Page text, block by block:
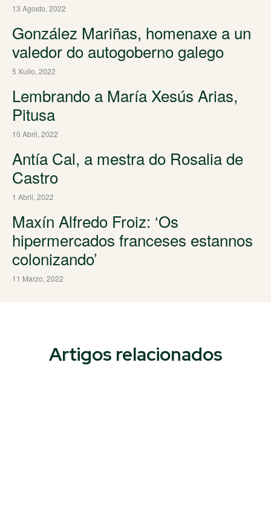
13 Agosto, 2022
González Mariñas, homenaxe a un
valedor do autogoberno galego
5 Xullo, 2022
Lembrando a María Xesús Arias,
Pitusa
10 Abril, 2022
Antía Cal, a mestra do Rosalia de
Castro
1 Abril, 2022
Maxín Alfredo Froiz: ‘Os
hipermercados franceses estannos
colonizando’
11 Marzo, 2022
Artigos relacionados